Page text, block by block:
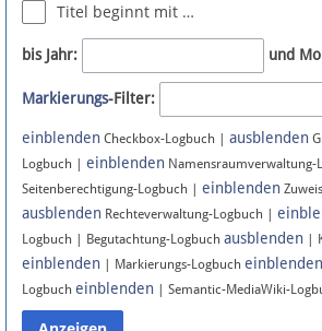
Newsletter
Bluesky
Facebook
Instagram
Anmelden
Titel beginnt mit …
bis Jahr: und
Markierungs-Filter:
einblenden Checkbox-Logbuch | ausblenden
Logbuch | einblenden Namensraumverwaltung-
Seitenberechtigung-Logbuch | einblenden
ausblenden Rechteverwaltung-Logbuch |
Logbuch | Begutachtung-Logbuch ausblenden |
einblenden | Markierungs-Logbuch einblenden
Logbuch einblenden | Semantic-MediaWiki-